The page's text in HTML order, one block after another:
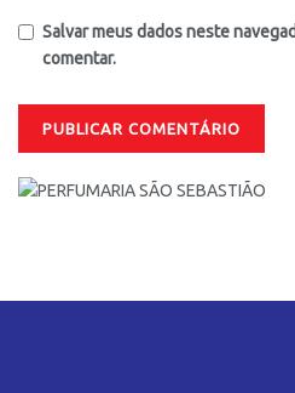
Salvar meus dados neste
comentar.